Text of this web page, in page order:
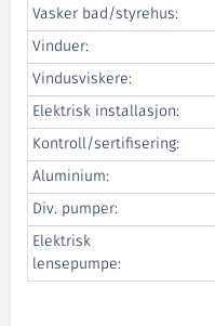
Vasker bad/styrehus:
Vinduer:
Vindusviskere:
Elektrisk installasjon:
Kontroll/sertifisering:
Aluminium:
Div. pumper:
Elektrisk
lensepumpe: